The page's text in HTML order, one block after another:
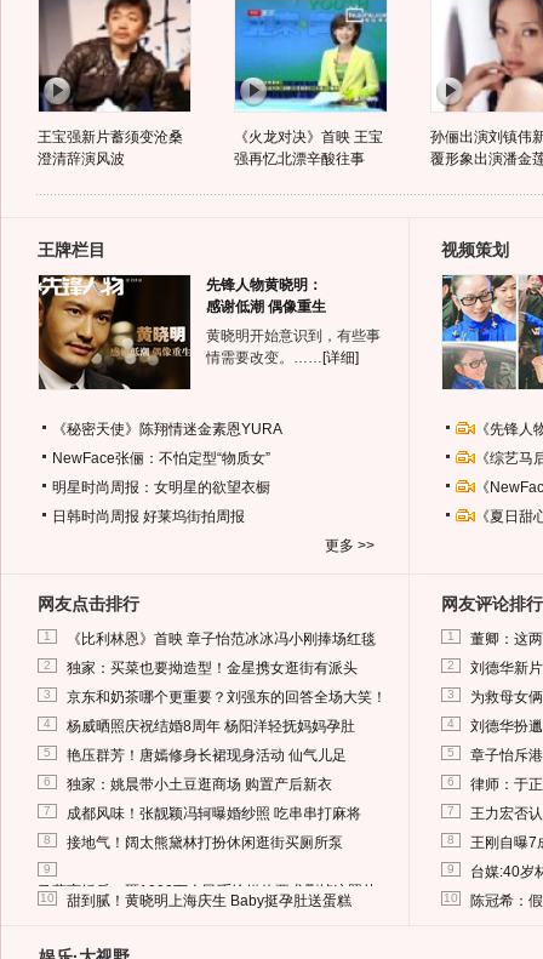
王宝强新片蓄须变沧桑
澄清辞演风波
《火龙对决》首映 王宝
强再忆北漂辛酸往事
孙俪出演刘镇伟
覆形象出演潘金
王牌栏目
先锋人物黄晓明：
感谢低潮 偶像重生
黄晓明开始意识到，有些事
情需要改变。…… [详细]
《秘密天使》陈翔情迷金素恩YURA
NewFace张俪：不怕定型“物质女”
明星时尚周报：女明星的欲望衣橱
日韩时尚周报 好莱坞街拍周报
更多 >>
视频策划
《先锋
《综艺
《
《夏日
网友点击排行
1 《比利林恩》首映 章子怡范冰冰冯小刚捧场红毯
2 独家：买菜也要拗造型！金星携女逛街有派头
3 京东和奶茶哪个更重要？刘强东的回答全场大笑！
4 杨威晒照庆祝结婚8周年 杨阳洋轻抚妈妈孕肚
5 艳压群芳！唐嫣修身长裙现身活动 仙气儿足
6 独家：姚晨带小土豆逛商场 购置产后新衣
7 成都风味！张靓颖冯轲曝婚纱照 吃串串打麻将
8 接地气！阔太熊黛林打扮休闲逛街买厕所泵
9
马蓉离婚后，砸1000万人民币给媒体要求删掉这照片
10 甜到腻！黄晓明上海庆生 Baby挺孕肚送蛋糕
网友评论排行
1 董卿：这
2 刘德华新
3 为救母女
4 刘德华扮
5 章子怡斥
6 律师：于
7 王力宏否
8 王刚自曝7
9 台媒:40岁
10 陈冠希：